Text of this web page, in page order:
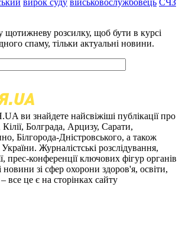
вирок суду військовослужбовець СЧЗ
розсилку, щоб бути в курсі
спаму, тільки актуальні новини.
ви знайдете найсвіжіші публікації про
Кілії, Болграда, Арцизу, Сарати,
Білгорода-Дністровського, а також
України. Журналістські розслідування,
прес-конференції ключових фігур органів
зі сфер охорони здоров'я, освіти,
все це є на сторінках сайту